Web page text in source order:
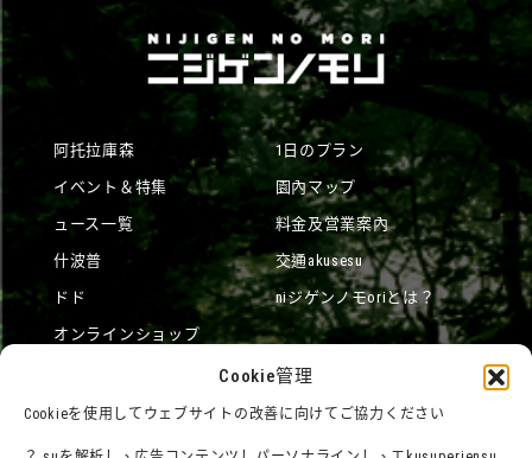
Cookie管理
Cookieを使用してウェブサイトの改善に向けてご協力ください
阿托拉庫森
イベント＆特集
ュース一覧
什波普
ドド
オンラインショップ
1日のプラン
園內マップ
料金及営業案內
交通akusesu
niジゲンノモoriとは？